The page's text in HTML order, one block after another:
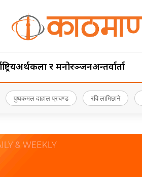
अर्थकला र मनोरञ्जनअन्तर्वार्ता
पुष्पकमल दाहाल प्रचण्ड रवि लामिछाने